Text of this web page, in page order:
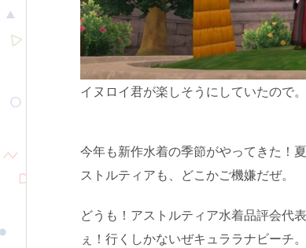
イヌロイ君が楽しそうにしていたので。
今年も新作水着の季節がやってきた！
ストルティアも、どこかご機嫌だぜ。
どうも！アストルティア水着品評会代
ぇ！行くしかないぜキュララナビーチ